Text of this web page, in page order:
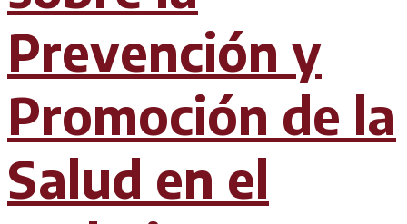
Prevención y
Promoción de la
Salud en el